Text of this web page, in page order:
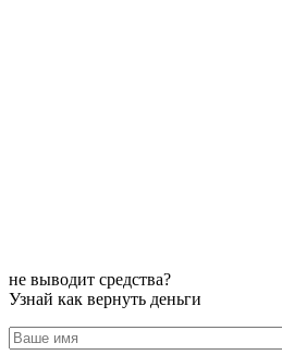
не выводит средства?
Узнай как вернуть деньги